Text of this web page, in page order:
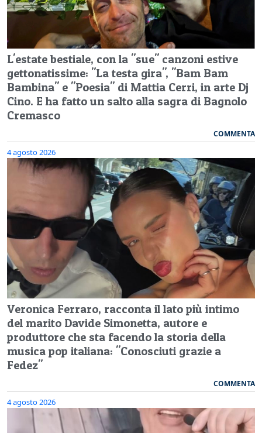
L'estate bestiale, con la "sue" canzoni estive
gettonatissime: "La testa gira", "Bam Bam
Bambina" e "Poesia" di Mattia Cerri, in arte Dj
Cino. E ha fatto un salto alla sagra di Bagnolo
Cremasco
COMMENTA
4 agosto 2026
Veronica Ferraro, racconta il lato più intimo
del marito Davide Simonetta, autore e
produttore che sta facendo la storia della
musica pop italiana: "Conosciuti grazie a
Fedez"
COMMENTA
4 agosto 2026